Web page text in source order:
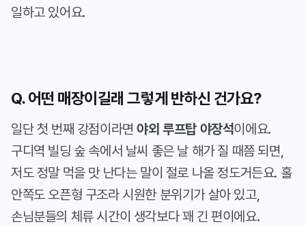
일하고 있어요.
Q. 어떤 매장이길래 그렇게 반하신 건가요?
일단 첫 번째 강점이라면야외 루프탑 야장석이에요.
구디역 빌딩 숲 속에서 날씨 좋은 날 해가 질 때쯤 되면,
저도 정말 먹을 맛 난다는 말이 절로 나올 정도거든요. 홀
안쪽도 오픈형 구조라 시원한 분위기가 살아 있고,
손님분들의 체류 시간이 생각보다 꽤 긴 편이에요.